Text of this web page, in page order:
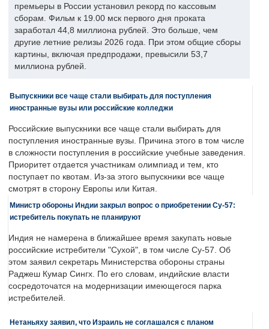
премьеры в России установил рекорд по кассовым
сборам. Фильм к 19.00 мск первого дня проката
заработал 44,8 миллиона рублей. Это больше, чем
другие летние релизы 2026 года. При этом общие сборы
картины, включая предпродажи, превысили 53,7
миллиона рублей.
Выпускники все чаще стали выбирать для поступления
иностранные вузы или российские колледжи
Российские выпускники все чаще стали выбирать для
поступления иностранные вузы. Причина этого в том числе
в сложности поступления в российские учебные заведения.
Приоритет отдается участникам олимпиад и тем, кто
поступает по квотам. Из-за этого выпускники все чаще
смотрят в сторону Европы или Китая.
Министр обороны Индии закрыл вопрос о приобретении Су-57:
истребитель покупать не планируют
Индия не намерена в ближайшее время закупать новые
российские истребители "Сухой", в том числе Су-57. Об
этом заявил секретарь Министерства обороны страны
Раджеш Кумар Сингх. По его словам, индийские власти
сосредоточатся на модернизации имеющегося парка
истребителей.
Нетаньяху заявил, что Израиль не соглашался с планом